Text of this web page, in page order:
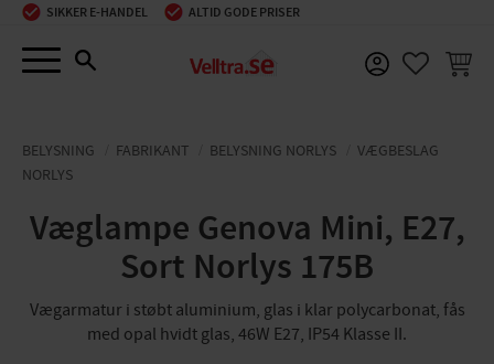
Menu
SIKKER E-HANDEL ALTID GODE PRISER
BELYSNING FABRIKANT BELYSNING NORLYS
VÆGBESLAG
NORLYS
Væglampe Genova Mini, E27,
Sort Norlys 175B
Vægarmatur i støbt aluminium, glas i klar polycarbonat, fås
med opal hvidt glas, 46W E27, IP54 Klasse II.